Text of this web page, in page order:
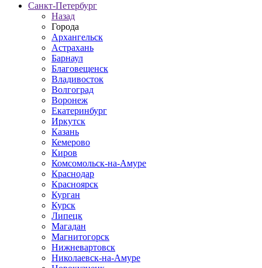
Санкт-Петербург
Назад
Города
Архангельск
Астрахань
Барнаул
Благовещенск
Владивосток
Волгоград
Воронеж
Екатеринбург
Иркутск
Казань
Кемерово
Киров
Комсомольск-на-Амуре
Краснодар
Красноярск
Курган
Курск
Липецк
Магадан
Магнитогорск
Нижневартовск
Николаевск-на-Амуре